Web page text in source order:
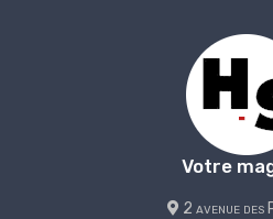
Votre
2 avenue des